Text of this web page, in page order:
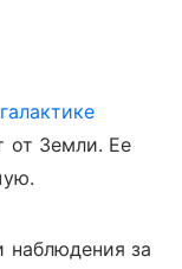
галактике
от Земли. Ее
наблюдения за